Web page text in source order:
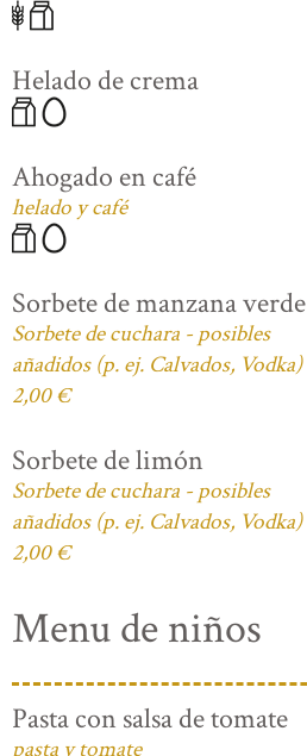
Helado de crema
Ahogado en café
helado y café
Sorbete de manzana verde
Sorbete de cuchara - posibles
añadidos (p. ej. Calvados, Vodka)
2,00 €
Sorbete de limón
Sorbete de cuchara - posibles
añadidos (p. ej. Calvados, Vodka)
2,00 €
Menu de niños
Pasta con salsa de tomate
pasta y tomate